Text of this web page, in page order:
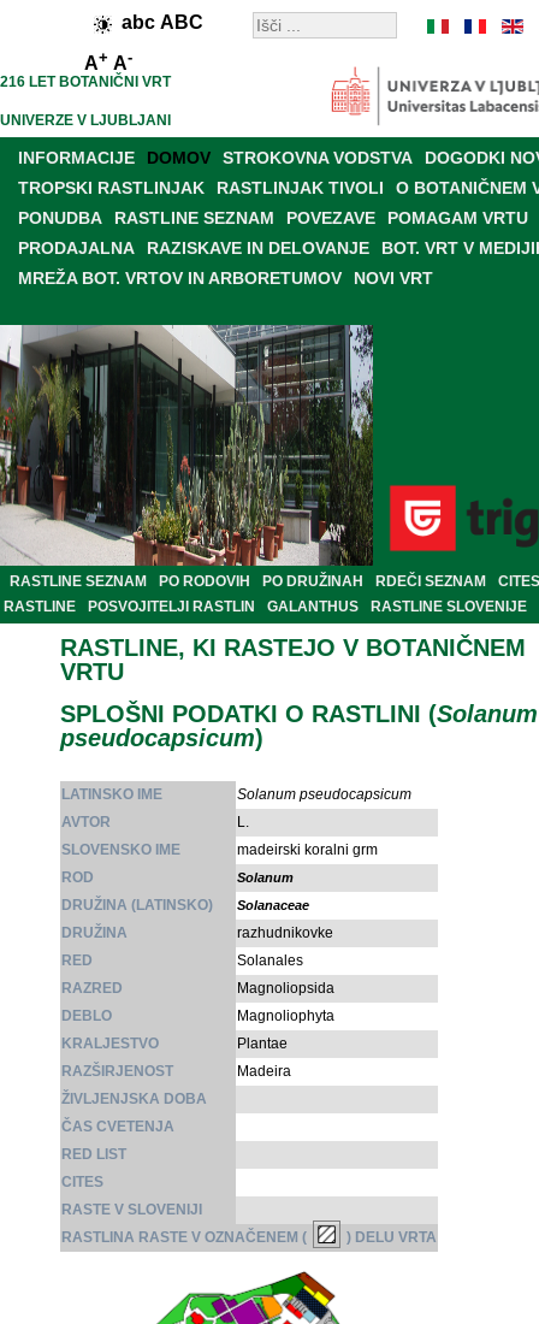
abc ABC
A+ A-
216 LET BOTANIČNI VRT
UNIVERZE V LJUBLJANI
INFORMACIJE DOMOV STROKOVNA VODSTVA
DOGODKI
TROPSKI RASTLINJAK
RASTLINJAK TIVOLI
O BOTANIČNEM
PONUDBA
RASTLINE SEZNAM POVEZAVE
POMAGAM VRTU
PRODAJALNA
RAZISKAVE IN DELOVANJE
BOT. VRT V
MREŽA BOT. VRTOV IN ARBORETUMOV
NOVI VRT
RASTLINE SEZNAM PO RODOVIH PO DRUŽINAH RDEČI SEZNAM
CITES
RASTLINE
POSVOJITELJI RASTLIN GALANTHUS RASTLINE SLOVENIJE
RASTLINE, KI RASTEJO V BOTANIČNEM
VRTU
SPLOŠNI PODATKI O RASTLINI (Solanum
pseudocapsicum)
LATINSKO IME
Solanum pseudocapsicum
AVTOR
L.
SLOVENSKO IME
madeirski koralni grm
ROD
Solanum
DRUŽINA (LATINSKO) Solanaceae
DRUŽINA
razhudnikovke
RED
Solanales
RAZRED
Magnoliopsida
DEBLO
Magnoliophyta
KRALJESTVO
Plantae
RAZŠIRJENOST
Madeira
ŽIVLJENJSKA DOBA
ČAS CVETENJA
RED LIST
CITES
RASTE V SLOVENIJI
RASTLINA RASTE V OZNAČENEM (
) DELU VRTA